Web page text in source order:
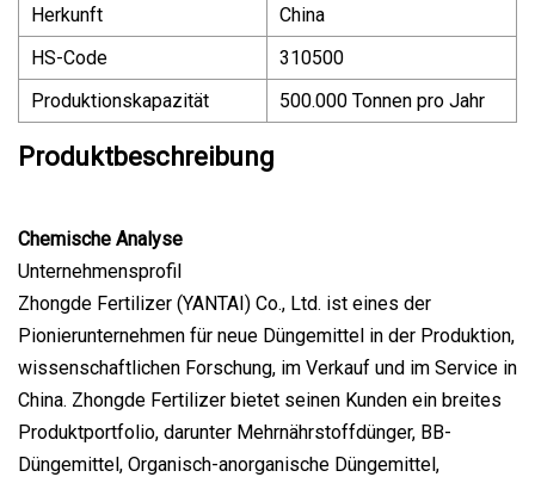
Herkunft
China
HS-Code
310500
Produktionskapazität
500.000 Tonnen pro Jahr
Produktbeschreibung
Chemische Analyse
Unternehmensprofil
Zhongde Fertilizer (YANTAI) Co., Ltd. ist eines der
Pionierunternehmen für neue Düngemittel in der Produktion,
wissenschaftlichen Forschung, im Verkauf und im Service in
China. Zhongde Fertilizer bietet seinen Kunden ein breites
Produktportfolio, darunter Mehrnährstoffdünger, BB-
Düngemittel, Organisch-anorganische Düngemittel,